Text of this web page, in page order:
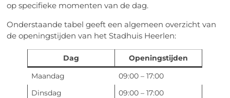
op specifieke momenten van de dag.
Onderstaande tabel geeft een algemeen overzicht van
de openingstijden van het Stadhuis Heerlen:
Dag Openingstijden
Maandag 09:00 – 17:00
Dinsdag 09:00 – 17:00